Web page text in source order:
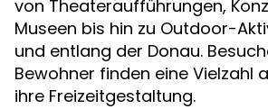
von Theateraufführungen,
Museen bis hin zu Outdoor-
und entlang der Donau.
Bewohner finden eine Vielzahl
ihre Freizeitgestaltung.